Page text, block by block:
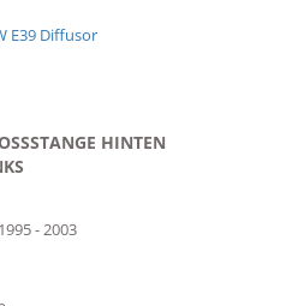
HINTEN
- 2003